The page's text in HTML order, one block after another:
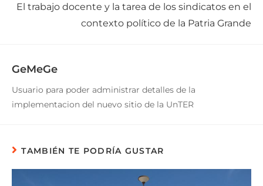
El trabajo docente y la tarea de los sindicatos en el
contexto político de la Patria Grande
GeMeGe
Usuario para poder administrar detalles de la
implementacion del nuevo sitio de la UnTER
TAMBIÉN TE PODRÍA GUSTAR